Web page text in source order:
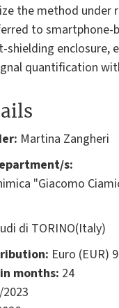
the method under
to
shielding enclosure,
quantification
Martina Zangheri
s:
"Giacomo
di TORINO(Italy)
Euro (EUR)
months: 24